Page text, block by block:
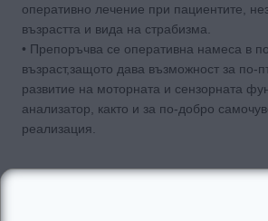
оперативно лечение при пациентите,
възрастта и вида на страбизма.
• Препоръчва се оперативна намеса в
възраст,защото дава възможност за по-
развитие на моторната и сензорната
анализатор, както и за по-добро
реализация.
Литература: